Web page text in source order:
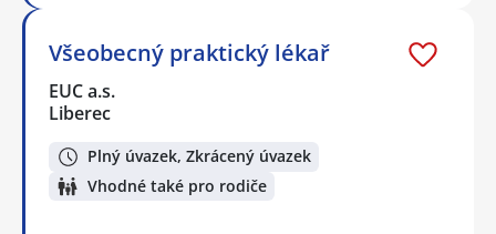
Všeobecný praktický lékař
EUC a.s.
Liberec
Plný úvazek, Zkrácený úvazek
Vhodné také pro rodiče